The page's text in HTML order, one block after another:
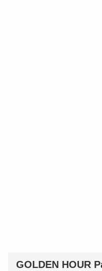
GOLDEN HOUR